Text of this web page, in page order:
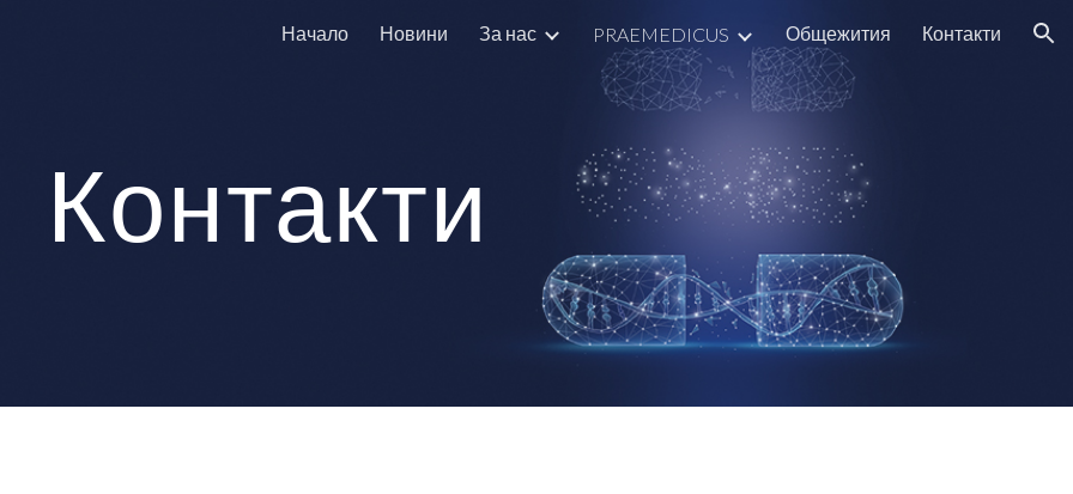
Skip to navigation
Начало Новини За нас PRAEMEDICUS Общежития Контакти
Контакти